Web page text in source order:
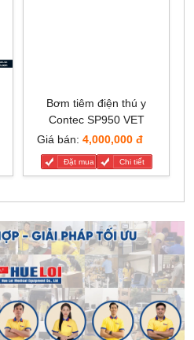
Bơm tiêm điện thú y
Contec SP950 VET
Giá bán: 4,000,000 đ
Đặt mua Chi tiết